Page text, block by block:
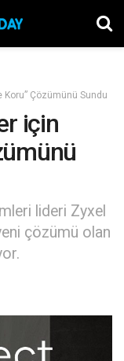
Çözümünü Sundu
için
lideri Zyxel
çözümü olan